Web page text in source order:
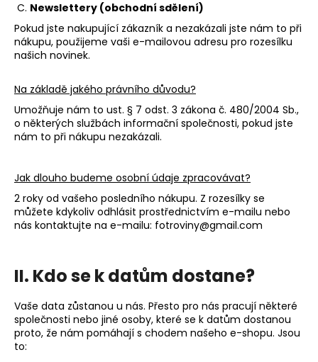
C. Newslettery (obchodní sdělení)
Pokud jste nakupující zákazník a nezakázali jste nám to při
nákupu, použijeme vaši e-mailovou adresu pro rozesílku
našich novinek.
Na základě jakého právního důvodu?
Umožňuje nám to ust. § 7 odst. 3 zákona č. 480/2004 Sb.,
o některých službách informační společnosti, pokud jste
nám to při nákupu nezakázali.
Jak dlouho budeme osobní údaje zpracovávat?
2 roky od vašeho posledního nákupu. Z rozesílky se
můžete kdykoliv odhlásit prostřednictvím e-mailu nebo
nás kontaktujte na e-mailu: fotroviny@gmail.com
II. Kdo se k datům dostane?
Vaše data zůstanou u nás. Přesto pro nás pracují některé
společnosti nebo jiné osoby, které se k datům dostanou
proto, že nám pomáhají s chodem našeho e-shopu. Jsou
to: